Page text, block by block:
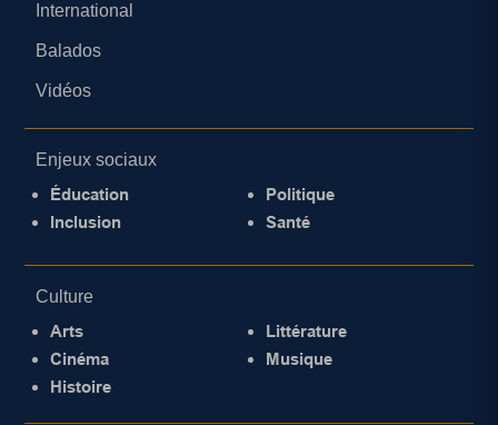
International
Balados
Vidéos
Enjeux sociaux
Éducation
Inclusion
Politique
Santé
Culture
Arts
Cinéma
Histoire
Littérature
Musique